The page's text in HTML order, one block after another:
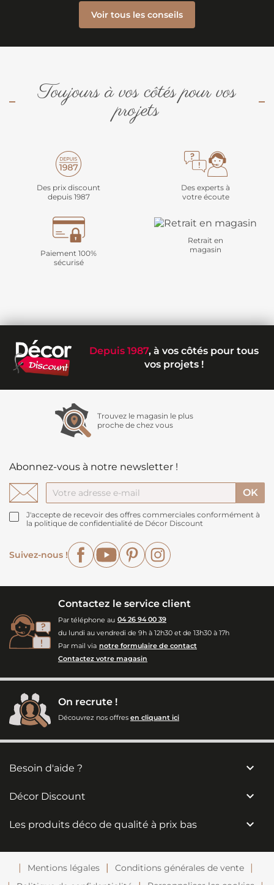
Voir tous les conseils
Toujours à vos côtés pour vos
projets
Des prix discount
depuis 1987
Des experts à
votre écoute
Paiement 100%
sécurisé
Retrait en
magasin
Depuis 1987, à vos côtés pour tous
vos projets !
Trouvez le magasin le plus
proche de chez vous
Abonnez-vous à notre newsletter !
J'accepte de recevoir des offres commerciales conformément à
la politique de confidentialité de Décor Discount
Suivez-nous !
FacebookYouTubePinterest
Contactez le service client
Par téléphone au 04 26 94 00 39
du lundi au vendredi de 9h à 12h30 et de 13h30 à 17h
Par mail via notre formulaire de contact
Contactez votre magasin
On recrute !
Découvrez nos offres en cliquant ici
Besoin d'aide ? 
Décor Discount 
Les produits déco de qualité à prix bas 
Mentions légales
Conditions générales de vente